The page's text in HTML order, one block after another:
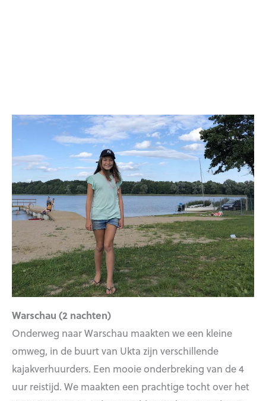
Warschau (2 nachten)
Onderweg naar Warschau maakten we een kleine
omweg, in de buurt van Ukta zijn verschillende
kajakverhuurders. Een mooie onderbreking van de 4
uur reistijd. We maakten een prachtige tocht over het